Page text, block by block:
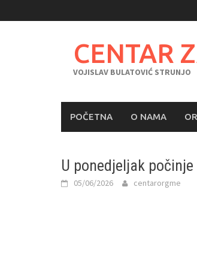
to
CENTAR
VOJISLAV BULATOVIĆ STRUNJO
POČETNA O NAMA
U ponedjeljak
05/06/2026 centarorgme